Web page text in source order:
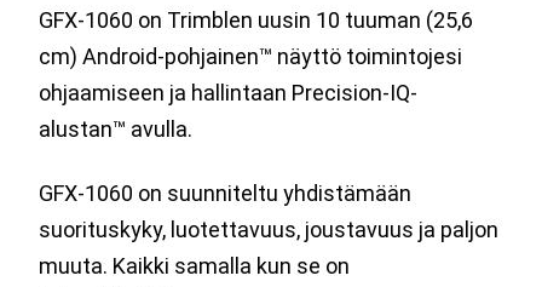
GFX-1060 on Trimblen uusin 10 tuuman (25,6
cm) Android-pohjainen™ näyttö toimintojesi
ohjaamiseen ja hallintaan Precision-IQ-
alustan™ avulla.
GFX-1060 on suunniteltu yhdistämään
suorituskyky, luotettavuus, joustavuus ja paljon
muuta. Kaikki samalla kun se on